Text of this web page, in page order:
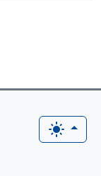
light_mode